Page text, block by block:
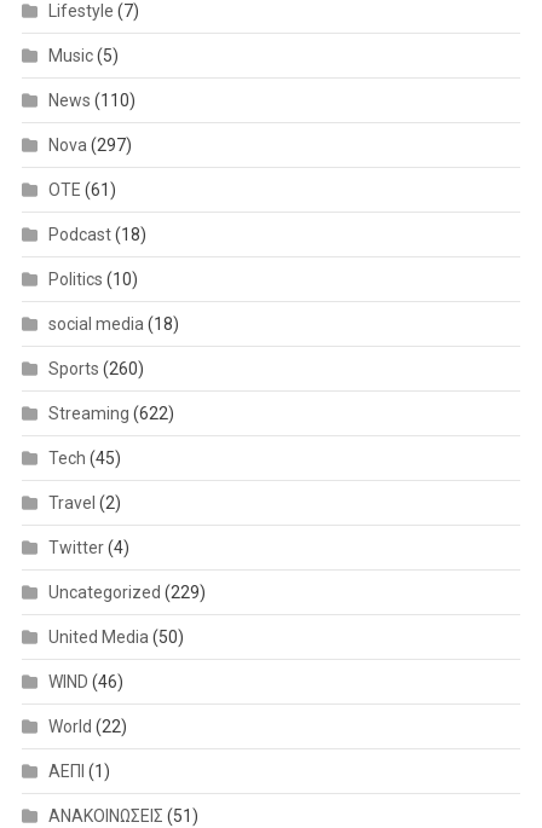
Lifestyle (7)
Music(5)
News (110)
Nova(297)
OTE (61)
Podcast(18)
Politics (10)
social media(18)
Sports (260)
Streaming (622)
Tech (45)
Travel (2)
Twitter(4)
Uncategorized (229)
United Media(50)
WIND (46)
World (22)
ΑΕΠΙ (1)
ΑΝΑΚΟΙΝΩΣΕΙΣ (51)